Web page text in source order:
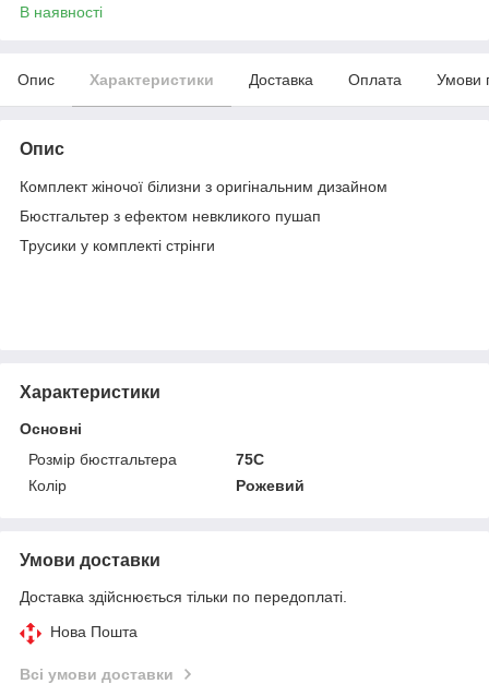
В наявності
Опис Характеристики Доставка Оплата Умови
Опис
Комплект жіночої білизни з оригінальним дизайном
Бюстгальтер з ефектом невкликого пушап
Трусики у комплекті стрінги
Характеристики
Основні
Розмір бюстгальтера
75C
Колір
Рожевий
Умови доставки
Доставка здійснюється тільки по передоплаті.
Нова Пошта
Всі умови доставки